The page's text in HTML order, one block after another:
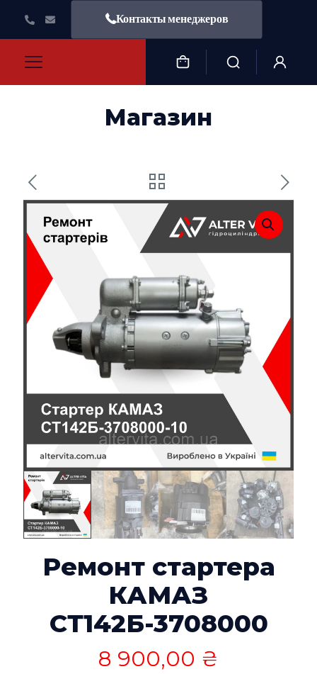
Контакты менеджеров
Магазин
Ремонт стартера
КАМАЗ
СТ142Б-3708000
8 900,00 ₴